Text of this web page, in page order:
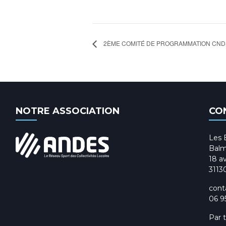
2ÈME COMITÉ DE PROGRAMMATION
NOTRE ASSOCIATION
Les
18
06
Par